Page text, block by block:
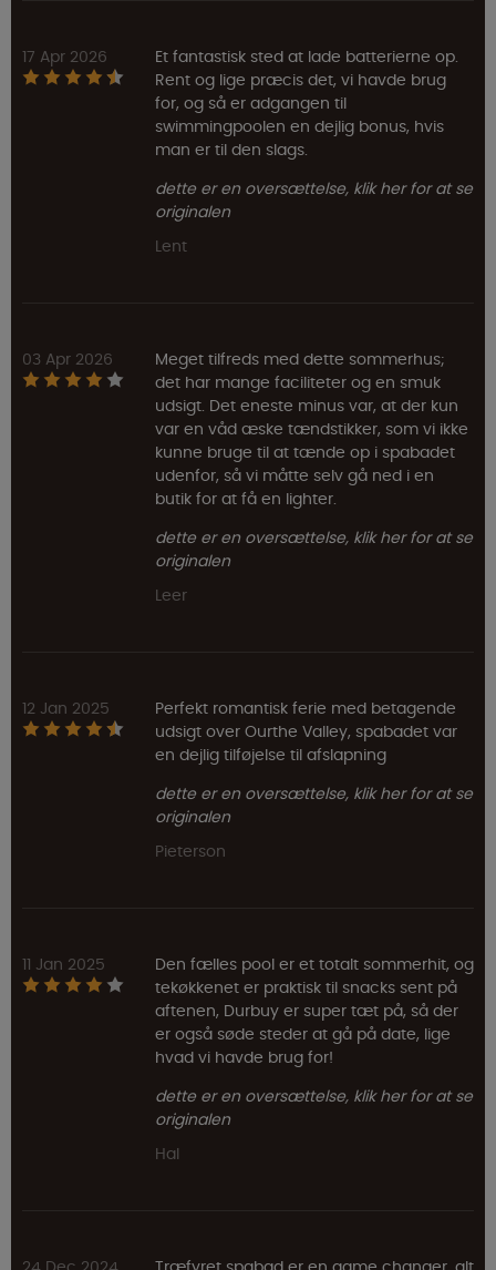
17 Apr 2026
Et fantastisk sted at lade batterierne op.
Rent og lige præcis det, vi havde brug
for, og så er adgangen til
swimmingpoolen en dejlig bonus, hvis
man er til den slags.
dette er en oversættelse, klik her for at se
originalen
Lent
03 Apr 2026
Meget tilfreds med dette sommerhus;
det har mange faciliteter og en smuk
udsigt. Det eneste minus var, at der kun
var en våd æske tændstikker, som vi ikke
kunne bruge til at tænde op i spabadet
udenfor, så vi måtte selv gå ned i en
butik for at få en lighter.
dette er en oversættelse, klik her for at se
originalen
Leer
12 Jan 2025
Perfekt romantisk ferie med betagende
udsigt over Ourthe Valley, spabadet var
en dejlig tilføjelse til afslapning
dette er en oversættelse, klik her for at se
originalen
Pieterson
11 Jan 2025
Den fælles pool er et totalt sommerhit, og
tekøkkenet er praktisk til snacks sent på
aftenen, Durbuy er super tæt på, så der
er også søde steder at gå på date, lige
hvad vi havde brug for!
dette er en oversættelse, klik her for at se
originalen
Hal